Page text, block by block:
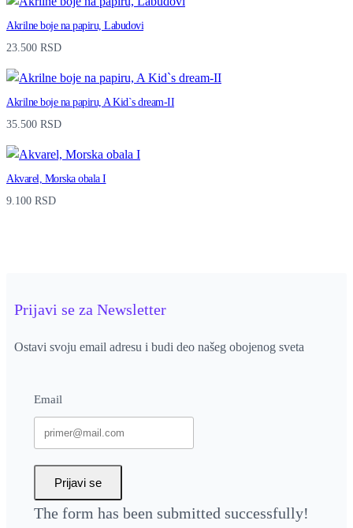
i
t
Akrilne boje na papiru, Labudovi
23.500 RSD
Akrilne boje na papiru, A Kid`s dream-II
35.500 RSD
Akvarel, Morska obala I
9.100 RSD
Prijavi se za Newsletter
Ostavi svoju email adresu i budi deo našeg obojenog sveta
Email
Prijavi se
The form has been submitted successfully!